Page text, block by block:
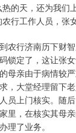
的天，还为我们
行工作人员，张
农行济南历下财
锁定了，这让张
母亲由于病情较
，大堂经理留下
员上门核实。随
里，在核实其母
理了业务。